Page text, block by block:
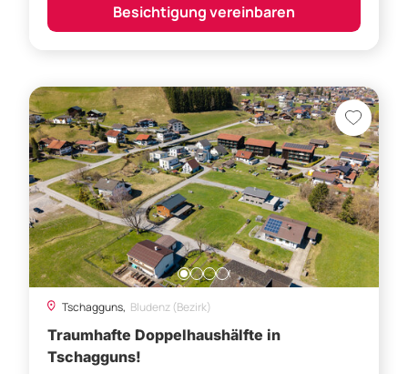
Besichtigung vereinbaren
Tschagguns, Bludenz (Bezirk)
Traumhafte Doppelhaushälfte in
Tschagguns!